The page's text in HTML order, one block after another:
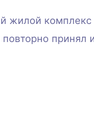
жилой
принял